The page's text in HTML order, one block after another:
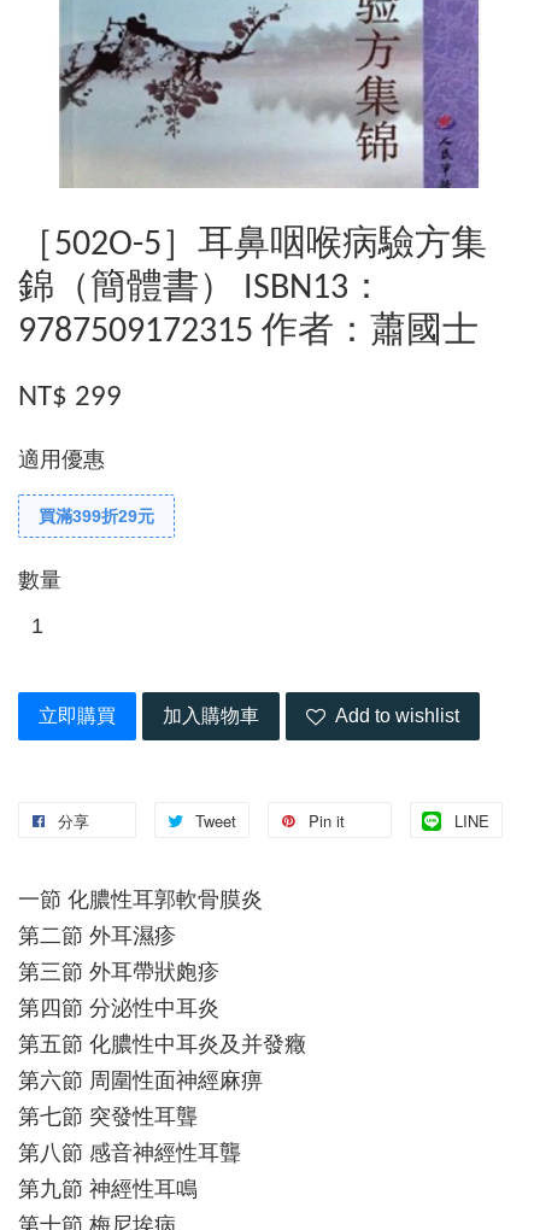
［502O-5］耳鼻咽喉病驗方集
錦（簡體書） ISBN13：
9787509172315 作者：蕭國士
NT$ 299
適用優惠
買滿399折29元
數量
立即購買 加入購物車 Add to wishlist
分享 Tweet Pin it LINE
一節 化膿性耳郭軟骨膜炎
第二節 外耳濕疹
第三節 外耳帶狀皰疹
第四節 分泌性中耳炎
第五節 化膿性中耳炎及并發癥
第六節 周圍性面神經麻痹
第七節 突發性耳聾
第八節 感音神經性耳聾
第九節 神經性耳鳴
第十節 梅尼埃病